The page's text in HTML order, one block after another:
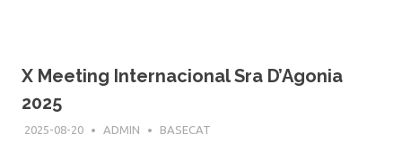
X Meeting Internacional Sra D’Agonia
2025
2025-08-20 ADMIN BASECAT